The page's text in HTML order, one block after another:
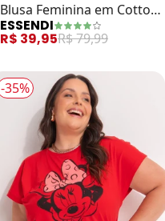
Blusa Feminina em Cotton
(Vermelho)
ESSENDI
R$ 39,95R$ 79,99
-35%